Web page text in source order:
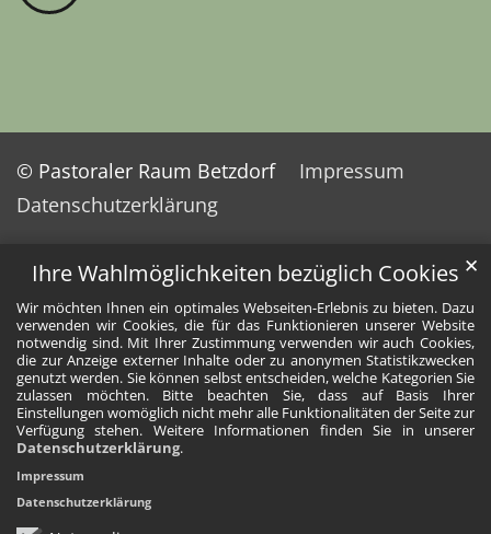
Ihre Wahlmöglichkeiten bezüglich Cookies
Wir möchten Ihnen ein optimales Webseiten-Erlebnis zu bieten. Dazu
verwenden wir Cookies, die für das Funktionieren unserer Website
notwendig sind. Mit Ihrer Zustimmung verwenden wir auch Cookies,
die zur Anzeige externer Inhalte oder zu anonymen Statistikzwecken
genutzt werden. Sie können selbst entscheiden, welche Kategorien Sie
zulassen möchten. Bitte beachten Sie, dass auf Basis Ihrer
Einstellungen womöglich nicht mehr alle Funktionalitäten der Seite zur
Verfügung stehen. Weitere Informationen finden Sie in unserer
Datenschutzerklärung.
✕
Impressum
Datenschutzerklärung
© Pastoraler Raum Betzdorf
Impressum
Datenschutzerklärung